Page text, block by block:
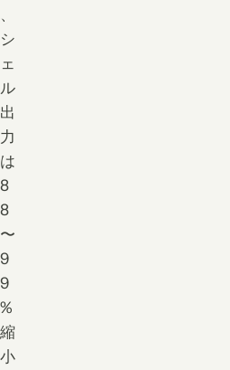
、
シ
ェ
ル
出
力
は
8
8
〜
9
9
%
縮
小